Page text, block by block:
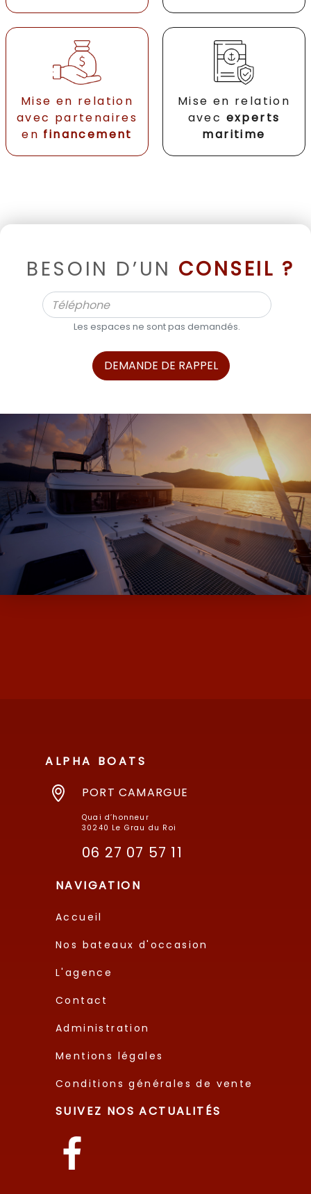
Mise en relation
avec partenaires
en financement
Mise en relation
avec experts
maritime
BESOIN D’UN CONSEIL ?
Les espaces ne sont pas demandés.
DEMANDE DE RAPPEL
ALPHA BOATS, L’EXPERT DES BATEAUX
D’OCCASION ET NEUF AVEC SES MARQUES
DE MOODY ET MILLIKAN…
ALPHA BOATS
PORT CAMARGUE
Quai d’honneur
30240 Le Grau du Roi
06 27 07 57 11
NAVIGATION
Accueil
Nos bateaux d'occasion
L'agence
Contact
Administration
Mentions légales
Conditions générales de vente
SUIVEZ NOS ACTUALITÉS